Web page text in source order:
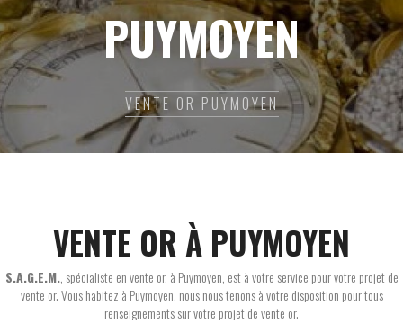
PUYMOYEN
VENTE OR PUYMOYEN
VENTE OR À PUYMOYEN
S.A.G.E.M., spécialiste en vente or, à Puymoyen, est à votre service pour votre projet de
vente or. Vous habitez à Puymoyen, nous nous tenons à votre disposition pour tous
renseignements sur votre projet de vente or.